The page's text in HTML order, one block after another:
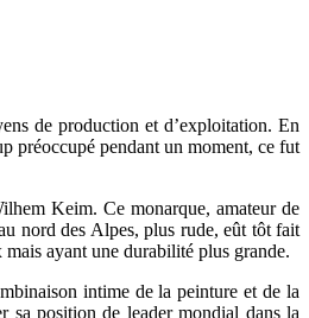
de production et d’exploitation. En
préoccupé pendant un moment, ce fut
Keim. Ce monarque, amateur de
nord des Alpes, plus rude, eût tôt fait
ayant une durabilité plus grande.
intime de la peinture et de la
sa position de leader mondial dans la